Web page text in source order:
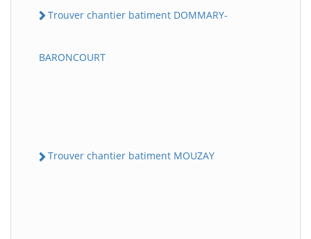
Trouver chantier batiment DOMMARY-
BARONCOURT
Trouver chantier batiment MOUZAY